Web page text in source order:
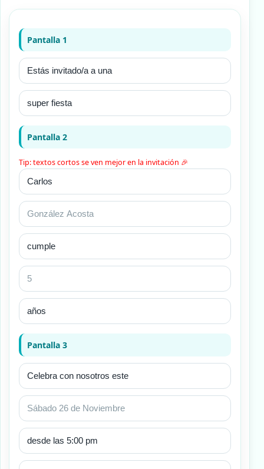
Pantalla 1
Pantalla 2
Tip: textos cortos se ven mejor en la invitación 🎉
Pantalla 3